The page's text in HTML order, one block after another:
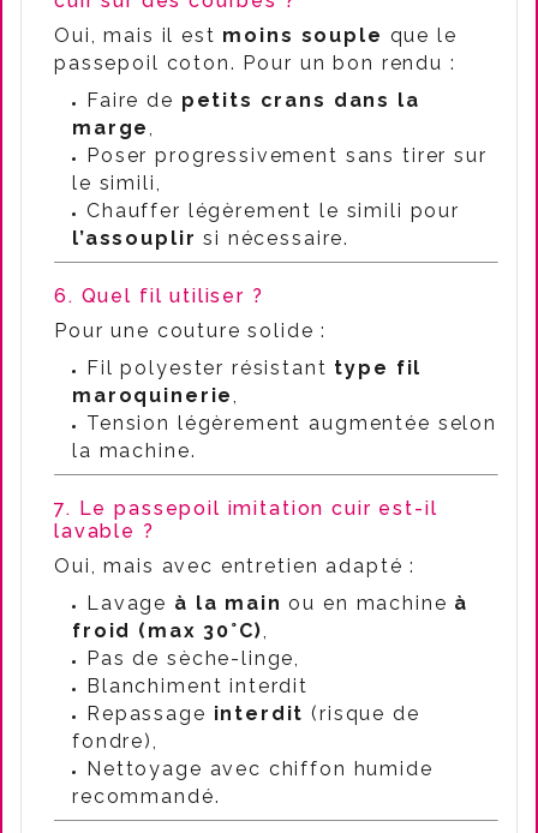
Oui, mais il est moins souple que le
passepoil coton. Pour un bon rendu :
Faire de petits crans dans la
marge
Poser progressivement sans tirer sur
le simili,
Chauffer légèrement le simili pour
l’assouplir si nécessaire.
6. Quel fil utiliser ?
Pour une couture solide :
Fil polyester résistant type fil
maroquinerie
Tension légèrement augmentée selon
la machine.
7. Le passepoil imitation cuir est-il
lavable ?
Oui, mais avec entretien adapté :
Lavage à la main ou en machine à
froid (max 30°C)
Pas de sèche-linge,
Blanchiment interdit
Repassage interdit (risque de
fondre),
Nettoyage avec chiffon humide
recommandé.